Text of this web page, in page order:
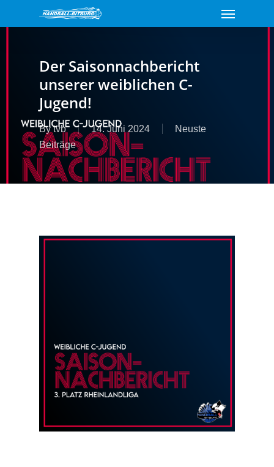
Menu
Der Saisonnachbericht
unserer weiblichen C-
Jugend!
By tvb 14. Juni 2024
Neuste
Beiträge